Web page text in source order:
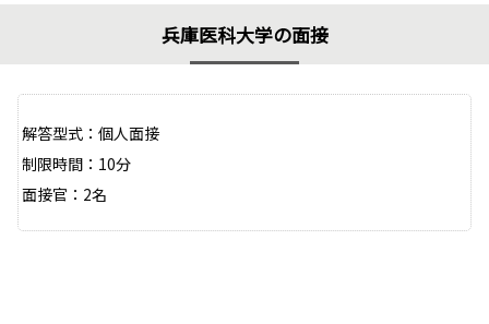
兵庫医科大学の面接
解答型式：個人面接
制限時間：10分
面接官：2名